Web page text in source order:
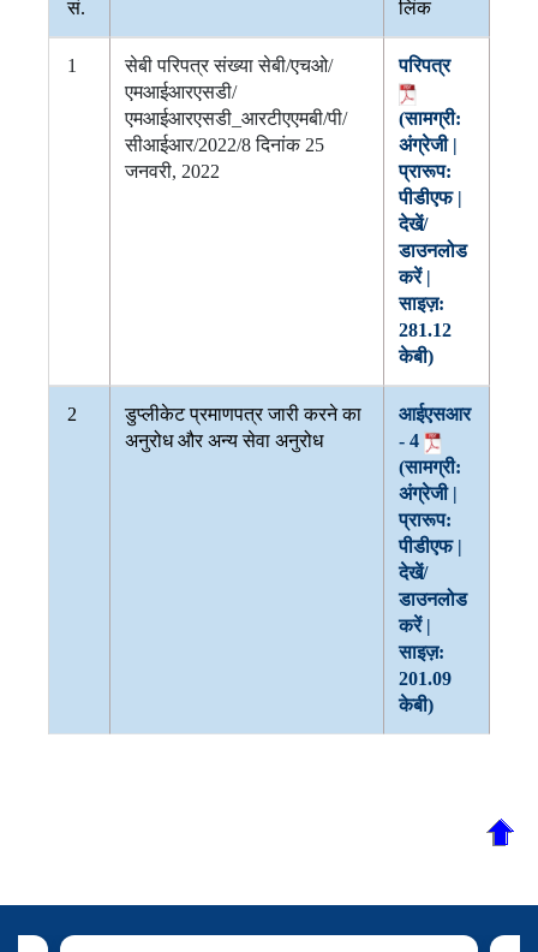
सं. लिंक
1
सेबी परिपत्र संख्या सेबी/एचओ/
एमआईआरएसडी/
एमआईआरएसडी_आरटीएएमबी/पी/
सीआईआर/2022/8 दिनांक 25
जनवरी, 2022
परिपत्र
(सामग्री:
अंग्रेजी |
प्रारूप:
पीडीएफ |
देखें/
डाउनलोड
करें |
साइज़:
281.12
केबी)
2
डुप्लीकेट प्रमाणपत्र जारी करने का
अनुरोध और अन्य सेवा अनुरोध
आईएसआर
- 4
(सामग्री:
अंग्रेजी |
प्रारूप:
पीडीएफ |
देखें/
डाउनलोड
करें |
साइज़:
201.09
केबी)